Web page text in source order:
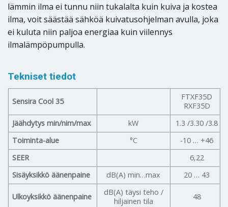
lämmin ilma ei tunnu niin tukalalta kuin kuiva ja kostea
ilma, voit säästää sähköä kuivatusohjelman avulla, joka
ei kuluta niin paljoa energiaa kuin viilennys
ilmalämpöpumpulla.
Tekniset tiedot
Sensira Cool 35
FTXF35D
RXF35D
Jäähdytys min/nim/max
kW
1.3 /3.30 /3.8
Toiminta-alue
°C
-10 … +46
SEER
6,22
Sisäyksikkö äänenpaine
dB(A) min…max 20 … 43
Ulkoyksikkö äänenpaine
dB(A) täysi teho /
hiljainen tila
48